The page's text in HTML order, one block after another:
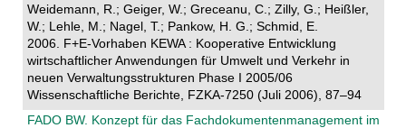
Weidemann, R.; Geiger, W.; Greceanu, C.; Zilly, G.; Heißler,
W.; Lehle, M.; Nagel, T.; Pankow, H. G.; Schmid, E.
2006. F+E-Vorhaben KEWA : Kooperative Entwicklung
wirtschaftlicher Anwendungen für Umwelt und Verkehr in
neuen Verwaltungsstrukturen Phase I 2005/06
Wissenschaftliche Berichte, FZKA-7250 (Juli 2006), 87–94
FADO BW. Konzept für das Fachdokumentenmanagement im